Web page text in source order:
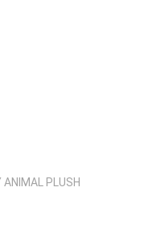
ANIMAL PLUSH